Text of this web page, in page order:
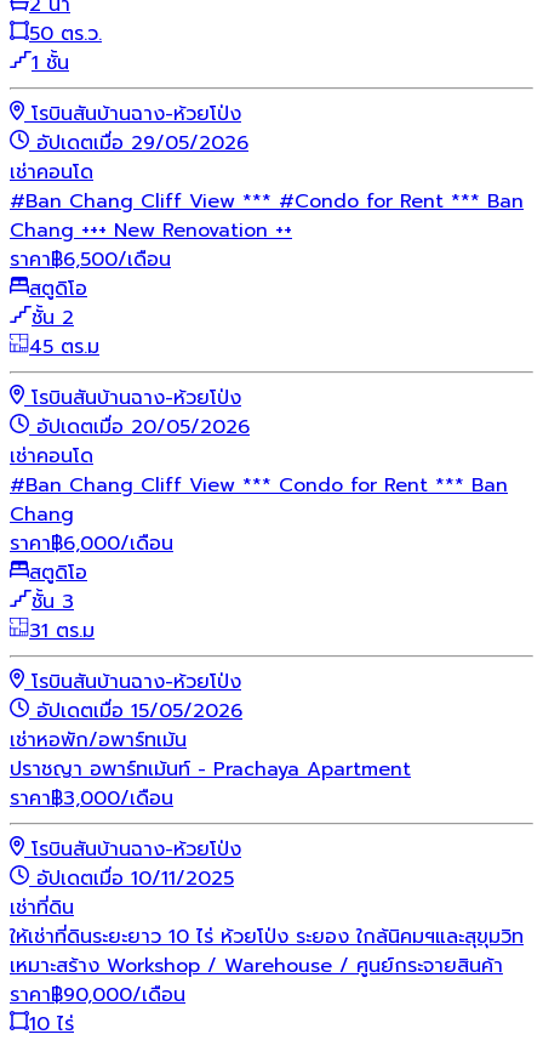
50 ตร.ว.
1 ชั้น
โรบินสันบ้านฉาง-ห้วยโป่ง
อัปเดตเมื่อ 29/05/2026
เช่าคอนโด
#Ban Chang Cliff View *** #Condo for Rent *** Ban
Chang +++ New Renovation ++
ราคา฿6,500/เดือน
สตูดิโอ
ชั้น 2
45 ตร.ม
โรบินสันบ้านฉาง-ห้วยโป่ง
อัปเดตเมื่อ 20/05/2026
เช่าคอนโด
#Ban Chang Cliff View *** Condo for Rent *** Ban
Chang
ราคา฿6,000/เดือน
สตูดิโอ
ชั้น 3
31 ตร.ม
โรบินสันบ้านฉาง-ห้วยโป่ง
อัปเดตเมื่อ 15/05/2026
เช่าหอพัก/อพาร์ทเม้น
ปราชญา อพาร์ทเม้นท์ - Prachaya Apartment
ราคา฿3,000/เดือน
โรบินสันบ้านฉาง-ห้วยโป่ง
อัปเดตเมื่อ 10/11/2025
เช่าที่ดิน
ให้เช่าที่ดินระยะยาว 10 ไร่ ห้วยโป่ง ระยอง ใกล้นิคมฯและสุขุมวิท
เหมาะสร้าง Workshop / Warehouse / ศูนย์กระจายสินค้า
ราคา฿90,000/เดือน
10 ไร่